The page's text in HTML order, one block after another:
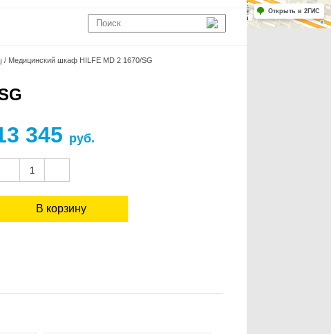
Работает на API 2ГИС
Лицензионное соглашение
Для корректной работы Raster JS API нужен ключ. Помощь: api@2gis.ru
Открыть в 2ГИС
/ Медицинский шкаф HILFE MD 2 1670/SG
345 руб.